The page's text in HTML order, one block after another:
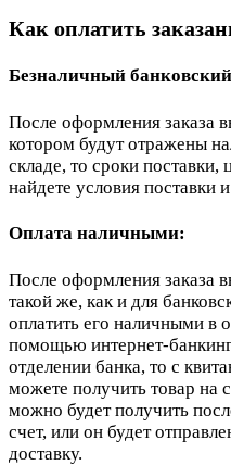
Как оплатить
Безналичный
После оформления заказа
котором будут отражены
складе, то сроки
найдете условия поставки
Оплата наличными:
После оформления заказа
такой же, как и для
оплатить его наличными в
помощью интернет-
отделении банка, то с
можете получить товар на
можно будет получить
счет, или он будет
доставку.